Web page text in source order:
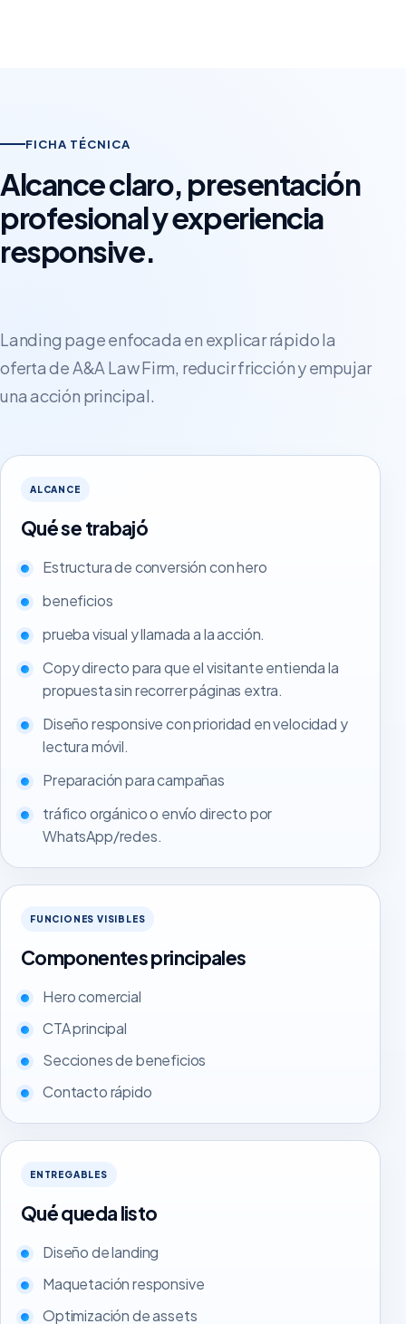
FICHA TÉCNICA
Alcance claro, presentación
profesional y experiencia
responsive.
Landing page enfocada en explicar rápido la
oferta de A&A Law Firm, reducir fricción y empujar
una acción principal.
ALCANCE
Qué se trabajó
Estructura de conversión con hero
beneficios
prueba visual y llamada a la acción.
Copy directo para que el visitante entienda la
propuesta sin recorrer páginas extra.
Diseño responsive con prioridad en velocidad y
lectura móvil.
Preparación para campañas
tráfico orgánico o envío directo por
WhatsApp/redes.
FUNCIONES VISIBLES
Componentes principales
Hero comercial
CTA principal
Secciones de beneficios
Contacto rápido
ENTREGABLES
Qué queda listo
Diseño de landing
Maquetación responsive
Optimización de assets